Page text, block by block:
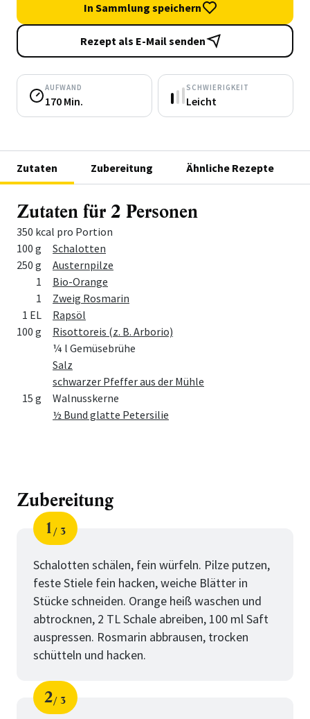
In Sammlung speichern
Rezept als E-Mail senden
AUFWAND
170 Min.
SCHWIERIGKEIT
Leicht
Zutaten Zubereitung Ähnliche Rezepte
Zutaten für 2 Personen
350 kcal pro Portion
Menge
Zutat
100 g
Schalotten
250 g
Austernpilze
1
Bio-Orange
1
Zweig Rosmarin
1 EL
Rapsöl
100 g
Risottoreis (z. B. Arborio)
¼ l Gemüsebrühe
Salz
schwarzer Pfeffer aus der Mühle
15 g
Walnusskerne
½ Bund glatte Petersilie
Zubereitung
Schritt
1
von
3
Schalotten schälen, fein würfeln. Pilze putzen,
feste Stiele fein hacken, weiche Blätter in
Stücke schneiden. Orange heiß waschen und
abtrocknen, 2 TL Schale abreiben, 100 ml Saft
auspressen. Rosmarin abbrausen, trocken
schütteln und hacken.
2 3